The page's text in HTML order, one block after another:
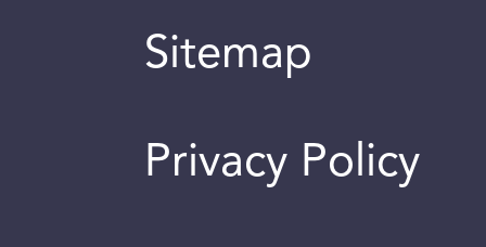
Sitemap
Privacy Policy